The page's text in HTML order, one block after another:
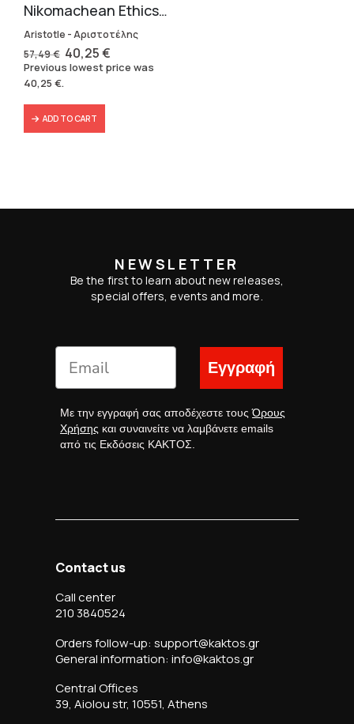
Nikomachean Ethics (3 volumes)
Aristotle - Αριστοτέλης
57,49€ Original
price
was:
57,49 €.
40,25€Current
price
is:
Previous lowest price was
40,25 €.
ADD TO CART
NEWSLETTER
Be the first to learn about new releases,
special offers, events and more.
Εγγραφή
Με την εγγραφή σας αποδέχεστε τουςΌρους
Χρήσης και συναινείτε να λαμβάνετε emails
από τις Εκδόσεις ΚΑΚΤΟΣ.
Contact us
Call center
210 3840524
Orders follow-up: support@kaktos.gr
General information: info@kaktos.gr
Central Offices
39, Aiolou str, 10551, Athens